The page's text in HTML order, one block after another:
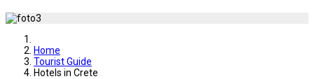
Home
Tourist Guide
Hotels in Crete